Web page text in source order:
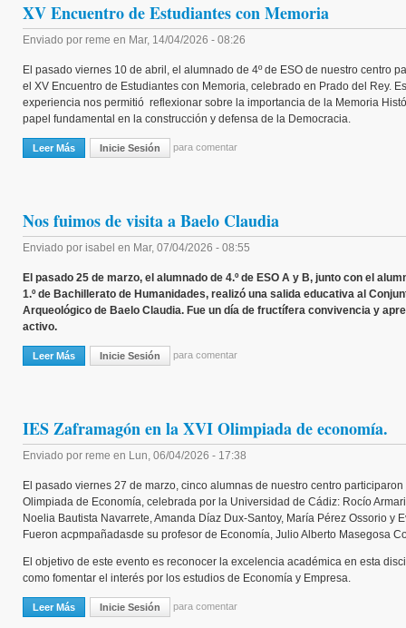
XV Encuentro de Estudiantes con Memoria
Enviado por reme en Mar, 14/04/2026 - 08:26
El pasado viernes 10 de abril, el alumnado de 4º de ESO de nuestro centro
el XV Encuentro de Estudiantes con Memoria, celebrado en Prado del Rey.
experiencia nos permitió reflexionar sobre la importancia de la Memoria
papel fundamental en la construcción y defensa de la Democracia.
Leer Más Sobre XV Encuentro De Estudiantes Con Memoria
Inicie Sesión para comentar
Nos fuimos de visita a Baelo Claudia
Enviado por isabel en Mar, 07/04/2026 - 08:55
El pasado 25 de marzo, el alumnado de 4.º de ESO A y B, junto con el
1.º de Bachillerato de Humanidades, realizó una salida educativa al
Arqueológico de Baelo Claudia. Fue un día de fructífera convivencia y
activo.
Leer Más Sobre Nos Fuimos De Visita A Baelo Claudia
Inicie Sesión para comentar
IES Zaframagón en la XVI Olimpiada de economía.
Enviado por reme en Lun, 06/04/2026 - 17:38
El pasado viernes 27 de marzo, cinco alumnas de nuestro centro participaron
Olimpiada de Economía, celebrada por la Universidad de Cádiz: Rocío
Noelia Bautista Navarrete, Amanda Díaz Dux-Santoy, María Pérez Ossorio y
Fueron acpmpañadasde su profesor de Economía, Julio Alberto Masegosa
El objetivo de este evento es reconocer la excelencia académica en esta
como fomentar el interés por los estudios de Economía y Empresa.
Leer Más Sobre IES Zaframagón En La XVI Olimpiada De Economía.
Inicie Sesión para comentar